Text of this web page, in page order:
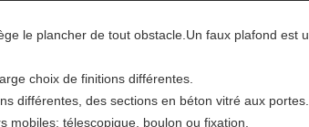
le plancher de tout obstacle.Un faux plafond
choix de finitions différentes.
différentes, des sections en béton vitré aux portes.
mobiles: télescopique, boulon ou fixation.